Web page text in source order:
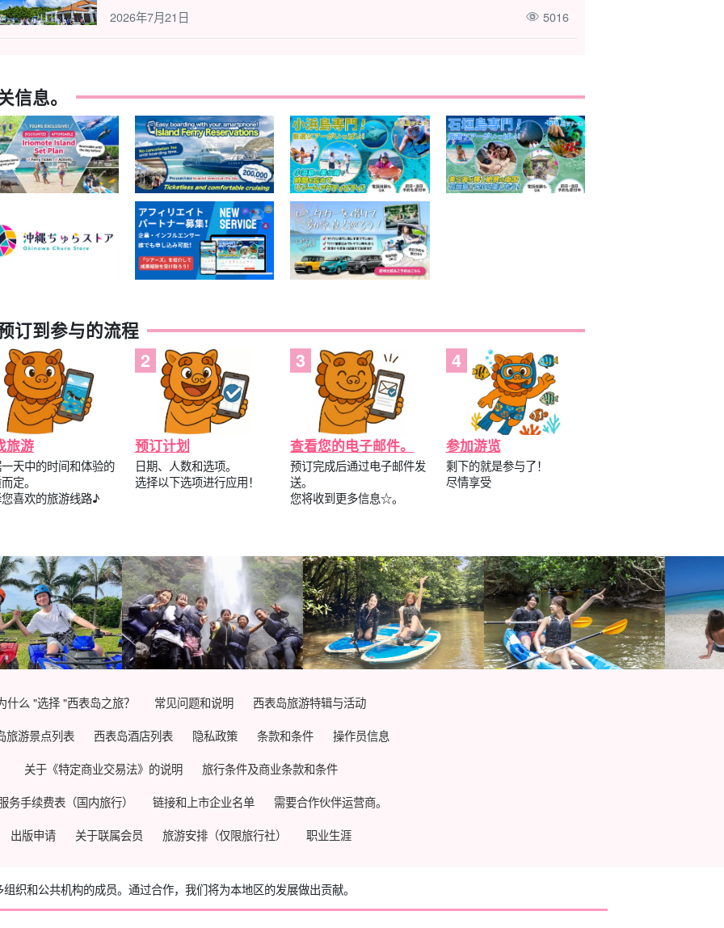
2026年7月21日 5016
信息。
订到参与的流程
旅游
天中的时间和体验的
定。
喜欢的旅游线路♪
预订计划
日期、人数和选项。
选择以下选项进行应用！
查看您的电子邮件。
预订完成后通过电子邮件发
送。
您将收到更多信息☆。
参加游览
剩下的就是参与了！
尽情享受
什么 "选择 "西表岛之旅？ 常见问题和说明
西表岛旅游特辑与活动
旅游景点列表
西表岛酒店列表 隐私政策 条款和条件
操作员信息
关于《特定商业交易法》的说明
旅行条件及商业条款和条件
务手续费表（国内旅行）
链接和上市企业名单
需要合作伙伴运营商。
出版申请
关于联属会员 旅游安排（仅限旅行社） 职业生涯
织和公共机构的成员。 通过合作，我们将为本地区的发展做出贡献。